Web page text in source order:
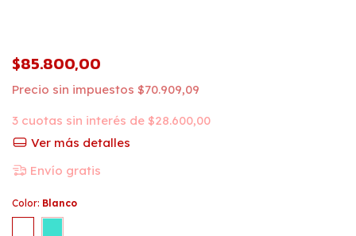
$85.800,00
Precio sin impuestos $70.909,09
3 cuotas sin interés de $28.600,00
Ver más detalles
Envío gratis
Color: Blanco